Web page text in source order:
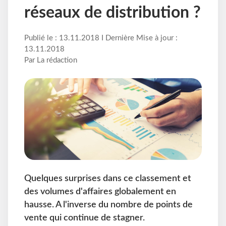
réseaux de distribution ?
Publié le : 13.11.2018 I Dernière Mise à jour :
13.11.2018
Par La rédaction
Quelques surprises dans ce classement et
des volumes d'affaires globalement en
hausse. A l'inverse du nombre de points de
vente qui continue de stagner.